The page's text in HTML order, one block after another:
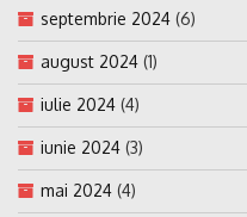
septembrie 2024 (6)
august 2024 (1)
iulie 2024 (4)
iunie 2024 (3)
mai 2024 (4)